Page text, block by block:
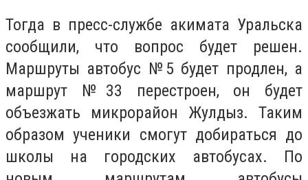
Тогда в пресс-службе акимата Уральска
сообщили, что вопрос будет решен.
Маршруты автобус №5 будет продлен, а
маршрут №33 перестроен, он будет
объезжать микрорайон Жулдыз. Таким
образом ученики смогут добираться до
школы на городских автобусах. По